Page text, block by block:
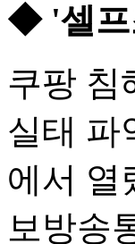
◆ '셀프
쿠팡 침
실태 파
에서 열
보방송